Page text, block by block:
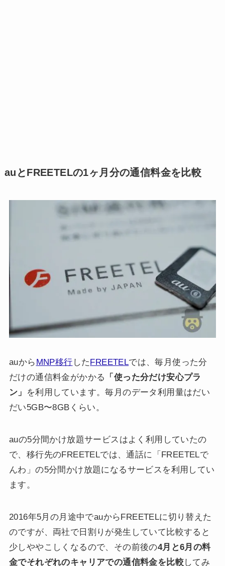
auとFREETELの1ヶ月分の通信料金を比較
auから MNP移行 した FREETELでは、毎月使った分
だけの通信料金がかかる
「使った分だけ安心プラ
ン」
を利用しています。毎月のデータ利用量はだい
だい5GB〜8GBくらい。
auの5分間かけ放題サービスはよく利用していたの
で、移行先のFREETELでは、通話に「FREETELで
んわ」の5分間かけ放題になるサービスを利用してい
ます。
2016年5月の月途中でauからFREETELに切り替えた
のですが、両社で日割りが発生していて比較すると
少しややこしくなるので、その前後の4月と6月の料
金でそれぞれのキャリアでの通信料金を比較してみ